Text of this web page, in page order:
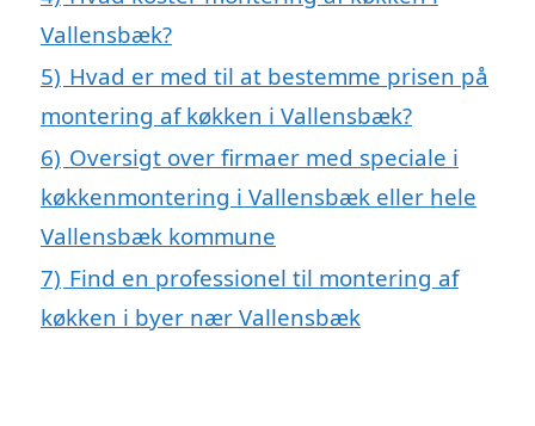
Vallensbæk?
5) Hvad er med til at bestemme prisen på
montering af køkken i Vallensbæk?
6) Oversigt over firmaer med speciale i
køkkenmontering i Vallensbæk eller hele
Vallensbæk kommune
7) Find en professionel til montering af
køkken i byer nær Vallensbæk